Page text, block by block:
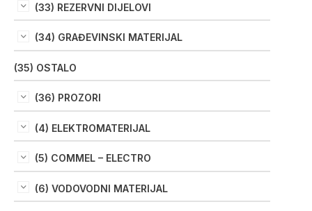
(33) REZERVNI DIJELOVI
(34) GRAĐEVINSKI MATERIJAL
(35) OSTALO
(36) PROZORI
(4) ELEKTROMATERIJAL
(5) COMMEL – ELECTRO
(6) VODOVODNI MATERIJAL